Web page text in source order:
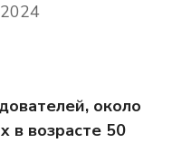
около
в возрасте 50